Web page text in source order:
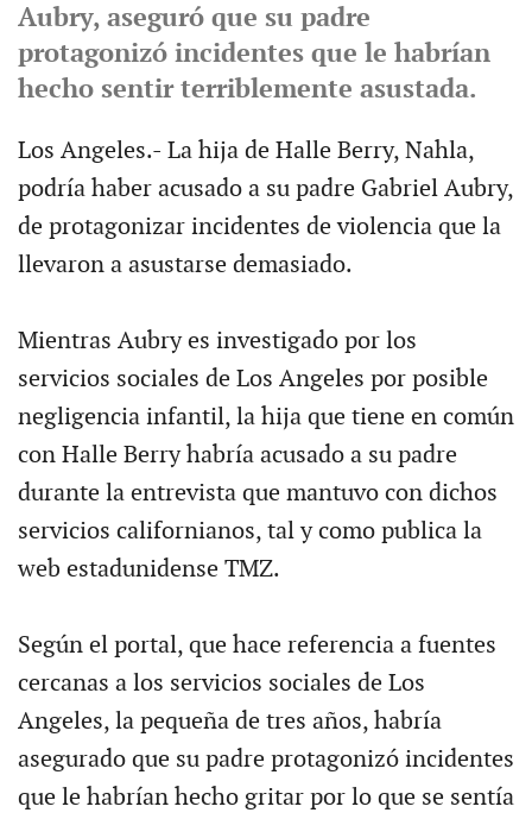
Aubry, aseguró que su padre
protagonizó incidentes que le habrían
hecho sentir terriblemente asustada.
Los Angeles.- La hija de Halle Berry, Nahla,
podría haber acusado a su padre Gabriel Aubry,
de protagonizar incidentes de violencia que la
llevaron a asustarse demasiado.
Mientras Aubry es investigado por los
servicios sociales de Los Angeles por posible
negligencia infantil, la hija que tiene en común
con Halle Berry habría acusado a su padre
durante la entrevista que mantuvo con dichos
servicios californianos, tal y como publica la
web estadunidense TMZ.
Según el portal, que hace referencia a fuentes
cercanas a los servicios sociales de Los
Angeles, la pequeña de tres años, habría
asegurado que su padre protagonizó incidentes
que le habrían hecho gritar por lo que se sentía